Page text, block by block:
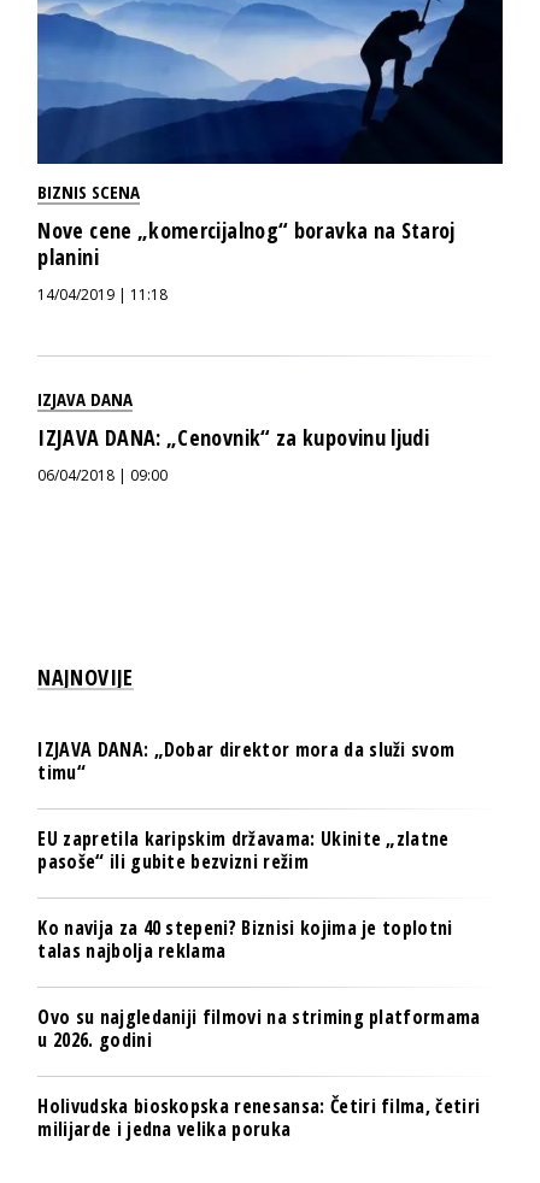
BIZNIS SCENA
Nove cene „komercijalnog“ boravka na Staroj
planini
14/04/2019 | 11:18
IZJAVA DANA
IZJAVA DANA: „Cenovnik“ za kupovinu ljudi
06/04/2018 | 09:00
NAJNOVIJE
IZJAVA DANA: „Dobar direktor mora da služi svom
timu“
EU zapretila karipskim državama: Ukinite „zlatne
pasoše“ ili gubite bezvizni režim
Ko navija za 40 stepeni? Biznisi kojima je toplotni
talas najbolja reklama
Ovo su najgledaniji filmovi na striming platformama
u 2026. godini
Holivudska bioskopska renesansa: Četiri filma, četiri
milijarde i jedna velika poruka